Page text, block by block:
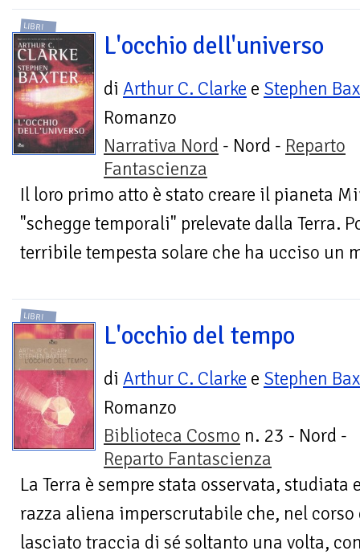
LIBRI
L'occhio dell'universo
di Arthur C. Clarke e Stephen
Romanzo
Narrativa Nord - Nord - Reparto
Fantascienza
Il loro primo atto è stato creare il pianeta
"schegge temporali" prelevate dalla Terra.
terribile tempesta solare che ha ucciso un
LIBRI
L'occhio del tempo
di Arthur C. Clarke e Stephen
Romanzo
Biblioteca Cosmo n. 23 - Nord -
Reparto Fantascienza
La Terra è sempre stata osservata,
razza aliena imperscrutabile che, nel
lasciato traccia di sé soltanto una volta,